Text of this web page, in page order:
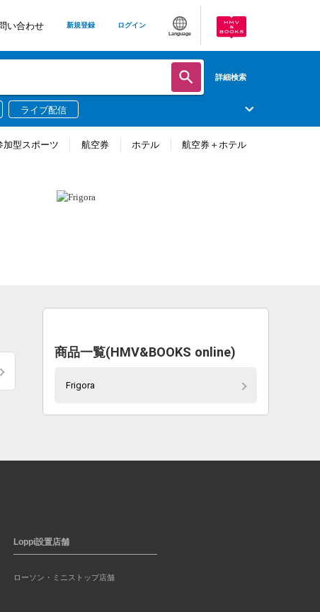
い合わせ 新規登録 ログイン
Language
詳細検索
ライブ配信
加型スポーツ 航空券 ホテル 航空券＋ホテル
商品一覧(HMV&BOOKS online)
Frigora
Loppi設置店舗
ローソン・ミニストップ店舗